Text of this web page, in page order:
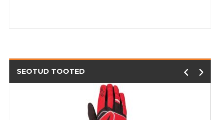
SEOTUD TOOTED